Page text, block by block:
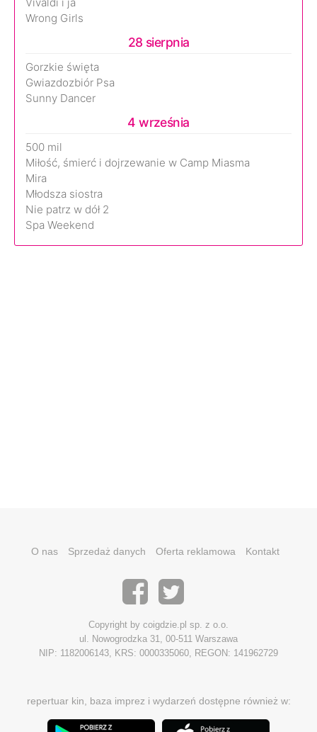
Wrong Girls
28 sierpnia
Gorzkie święta
Gwiazdozbiór Psa
Sunny Dancer
4 września
500 mil
Miłość, śmierć i dojrzewanie w Camp Miasma
Mira
Młodsza siostra
Nie patrz w dół 2
Spa Weekend
O nas Sprzedaż danych Oferta reklamowa Kontakt
Copyright by coigdzie.pl sp. z o.o.
ul. Nowogrodzka 31, 00-511 Warszawa
NIP: 1182006143, KRS: 0000335060, REGON: 141962729
repertuar kin, baza imprez i wydarzeń dostępne również w: